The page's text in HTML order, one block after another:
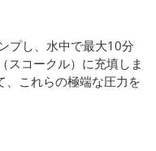
プし、水中で最大10分
スコークル）に充填しま
、これらの極端な圧力を